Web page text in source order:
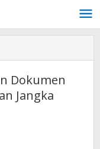
Dokumen
Jangka